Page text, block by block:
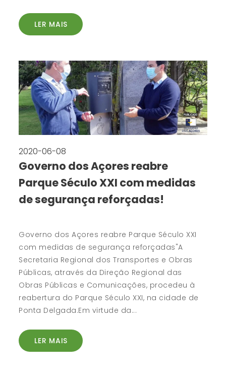
LER MAIS
2020-06-08
Governo dos Açores reabre
Parque Século XXI com medidas
de segurança reforçadas!
Governo dos Açores reabre Parque Século XXI
com medidas de segurança reforçadas"A
Secretaria Regional dos Transportes e Obras
Públicas, através da Direção Regional das
Obras Públicas e Comunicações, procedeu à
reabertura do Parque Século XXI, na cidade de
Ponta Delgada.Em virtude da...
LER MAIS